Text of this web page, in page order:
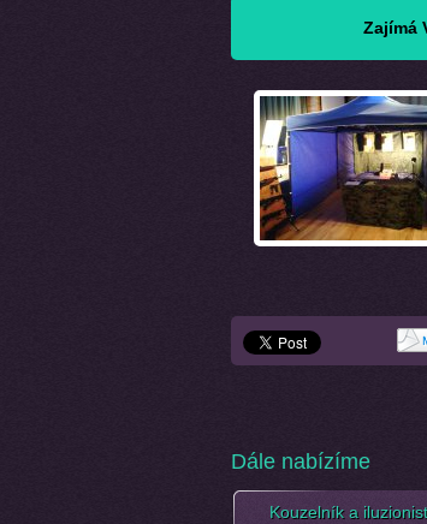
Zajímá
Dále nabízíme
Kouzelník a